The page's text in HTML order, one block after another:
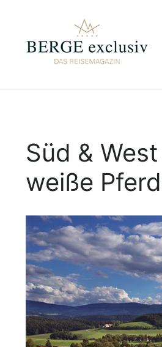
Süd &
weiße